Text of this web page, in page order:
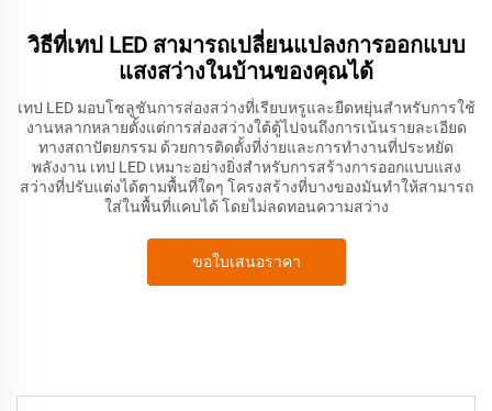
วิธีที่เทป LED สามารถเปลี่ยนแปลงการออกแบบ
แสงสว่างในบ้านของคุณได้
เทป LED มอบโซลูชันการส่องสว่างที่เรียบหรูและยืดหยุ่นสำหรับการใช้
งานหลากหลายตั้งแต่การส่องสว่างใต้ตู้ไปจนถึงการเน้นรายละเอียด
ทางสถาปัตยกรรม ด้วยการติดตั้งที่ง่ายและการทำงานที่ประหยัด
พลังงาน เทป LED เหมาะอย่างยิ่งสำหรับการสร้างการออกแบบแสง
สว่างที่ปรับแต่งได้ตามพื้นที่ใดๆ โครงสร้างที่บางของมันทำให้สามารถ
ใส่ในพื้นที่แคบได้ โดยไม่ลดทอนความสว่าง
ขอใบเสนอราคา